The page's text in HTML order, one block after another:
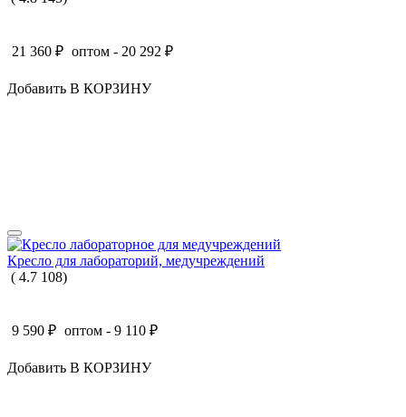
21 360 ₽ оптом - 20 292 ₽
Добавить В КОРЗИНУ
Кресло для лабораторий, медучреждений
( 4.7 108)
9 590 ₽ оптом - 9 110 ₽
Добавить В КОРЗИНУ